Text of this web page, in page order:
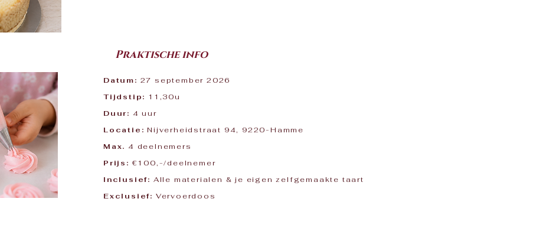
Praktische info
Datum: 27 september 2026
Tijdstip: 11,30u
Duur: 4 uur
Locatie: Nijverheidstraat 94, 9220-Hamme
Max. 4 deelnemers
Prijs: €100,-/deelnemer
Inclusief: Alle materialen & je eigen zelfgemaakte taart
Exclusief: Vervoerdoos